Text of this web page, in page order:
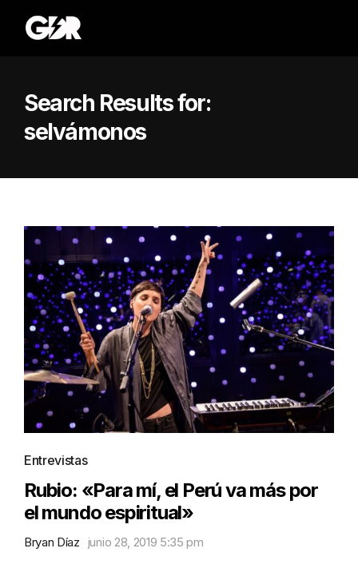
Search Results for:
selvámonos
Entrevistas
Rubio: «Para mí, el Perú va más por
el mundo espiritual»
Bryan Díaz junio 28, 2019 5:35 pm